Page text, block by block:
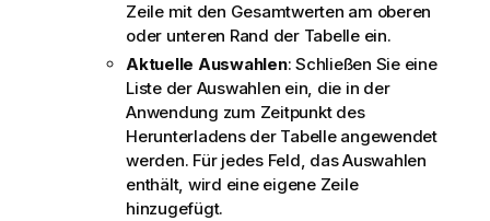
Zeile mit den Gesamtwerten am oberen
oder unteren Rand der Tabelle ein.
Aktuelle Auswahlen: Schließen Sie eine
Liste der Auswahlen ein, die in der
Anwendung zum Zeitpunkt des
Herunterladens der Tabelle angewendet
werden. Für jedes Feld, das Auswahlen
enthält, wird eine eigene Zeile
hinzugefügt.